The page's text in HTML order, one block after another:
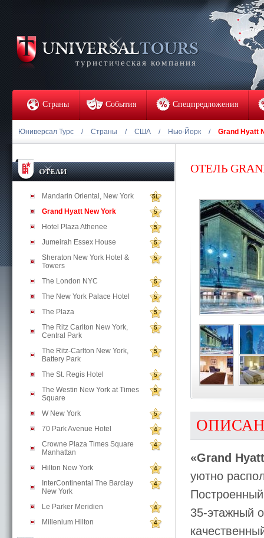
туристическая компания
Страны События Спецпредложения
Юниверсал Турс / Страны / США / Нью-Йорк / Grand Hyatt
Mandarin Oriental, New York 5L
Grand Hyatt New York 5
Hotel Plaza Athenee 5
Jumeirah Essex House 5
Sheraton New York Hotel &
Towers
5
The London NYC 5
The New York Palace Hotel 5
The Plaza 5
The Ritz Carlton New York,
Central Park
5
The Ritz-Carlton New York,
Battery Park
5
The St. Regis Hotel 5
The Westin New York at Times
Square
5
W New York 5
70 Park Avenue Hotel 4
Crowne Plaza Times Square
Manhattan
4
Hilton New York 4
InterContinental The Barclay
New York
4
Le Parker Meridien 4
Millenium Hilton 4
ОТЕЛЬ
«Grand
уютно
35-этажный